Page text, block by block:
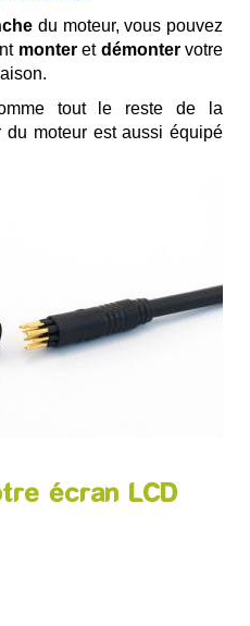
du moteur, vous pouvez
monteret démontervotre
tout le reste de la
du moteur est aussi équipé
écran LCD